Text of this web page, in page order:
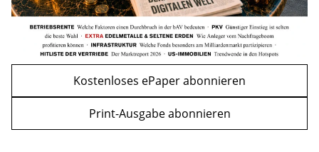
Kostenloses ePaper abonnieren
Print-Ausgabe abonnieren